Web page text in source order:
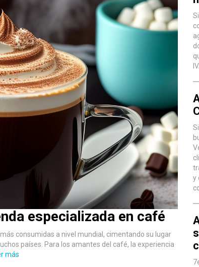
especializada en café
consumidas a nivel mundial, cimentando su lugar
países. Para los amantes del café, la experiencia
más
y